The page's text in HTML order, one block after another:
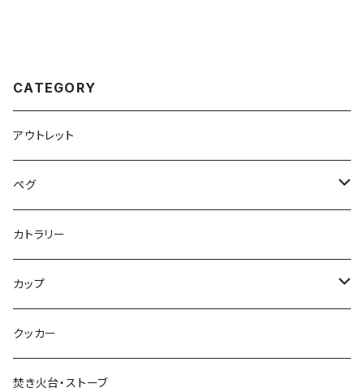
CATEGORY
アウトレット
ペグ
標準タイプ
超軽量タイプ
ネイルペグ
V字型
カトラリー
カップ
シングルマグ
シェラカップ
クッカー
焚き火台・ストーブ